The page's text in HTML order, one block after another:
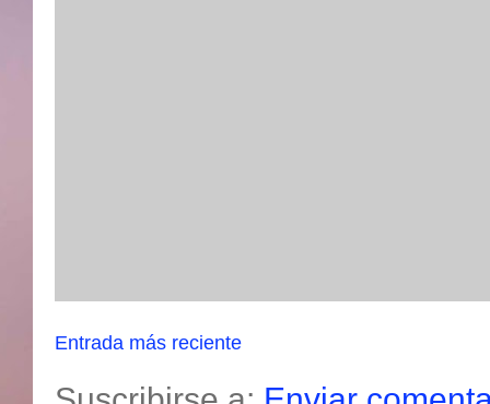
Entrada más reciente